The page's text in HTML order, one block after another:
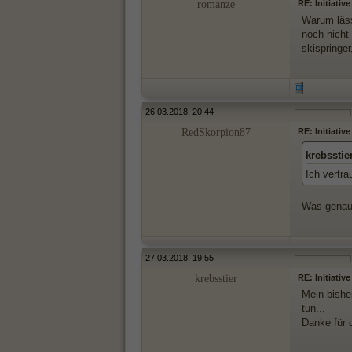
romanze RE:
Warum
noch
26.03.2018, 20:44
RedSkorpion87 RE:
Ich
Was
27.03.2018, 19:55
krebsstier RE:
Mein
tun...
Danke für